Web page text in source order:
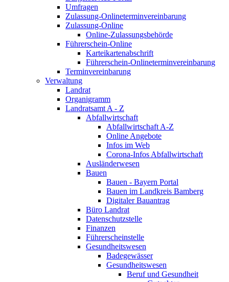
Umfragen
Zulassung-Onlineterminvereinbarung
Zulassung-Online
Online-Zulassungsbehörde
Führerschein-Online
Karteikartenabschrift
Führerschein-Onlineterminvereinbarung
Terminvereinbarung
Verwaltung
Landrat
Organigramm
Landratsamt A - Z
Abfallwirtschaft
Abfallwirtschaft A-Z
Online Angebote
Infos im Web
Corona-Infos Abfallwirtschaft
Ausländerwesen
Bauen
Bauen - Bayern Portal
Bauen im Landkreis Bamberg
Digitaler Bauantrag
Büro Landrat
Datenschutzstelle
Finanzen
Führerscheinstelle
Gesundheitswesen
Badegewässer
Gesundheitswesen
Beruf und Gesundheit